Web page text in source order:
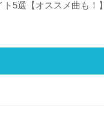
5選【オススメ曲も！】